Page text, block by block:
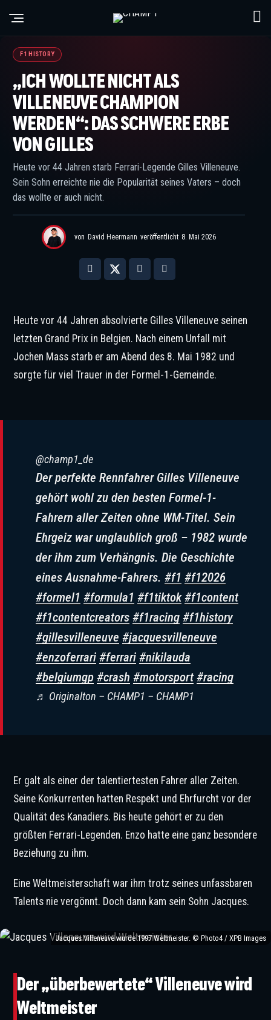
F1 HISTORY
„ICH WOLLTE NICHT ALS
VILLENEUVE CHAMPION
WERDEN“: DAS SCHWERE ERBE
VON GILLES
Heute vor 44 Jahren starb Ferrari-Legende Gilles Villeneuve.
Sein Sohn erreichte nie die Popularität seines Vaters – doch
das wollte er auch nicht.
von David Heermann veröffentlicht 8. Mai 2026
Heute vor 44 Jahren absolvierte Gilles Villeneuve seinen
letzten Grand Prix in Belgien. Nach einem Unfall mit
Jochen Mass starb er am Abend des 8. Mai 1982 und
sorgte für viel Trauer in der Formel-1-Gemeinde.
@champ1_de
Der perfekte Rennfahrer Gilles Villeneuve
gehört wohl zu den besten Formel-1-
Fahrern aller Zeiten ohne WM-Titel. Sein
Ehrgeiz war unglaublich groß – 1982 wurde
der ihm zum Verhängnis. Die Geschichte
eines Ausnahme-Fahrers. #f1 #f12026
#formel1 #formula1 #f1tiktok #f1content
#f1contentcreators #f1racing #f1history
#gillesvilleneuve #jacquesvilleneuve
#enzoferrari #ferrari #nikilauda
#belgiumgp #crash #motorsport #racing
♬ Originalton – CHAMP1 – CHAMP1
Er galt als einer der talentiertesten Fahrer aller Zeiten.
Seine Konkurrenten hatten Respekt und Ehrfurcht vor der
Qualität des Kanadiers. Bis heute gehört er zu den
größten Ferrari-Legenden. Enzo hatte eine ganz besondere
Beziehung zu ihm.
Eine Weltmeisterschaft war ihm trotz seines unfassbaren
Talents nie vergönnt. Doch dann kam sein Sohn Jacques.
Jacques Villeneuve wurde 1997 Weltmeister. © Photo4 / XPB Images
Der „überbewertete“ Villeneuve wird
Weltmeister